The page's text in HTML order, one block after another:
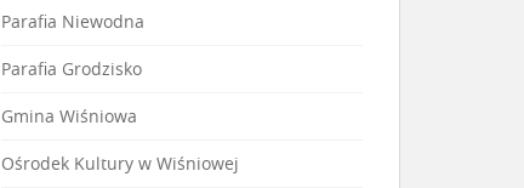
Parafia Niewodna
Parafia Grodzisko
Gmina Wiśniowa
Ośrodek Kultury w Wiśniowej